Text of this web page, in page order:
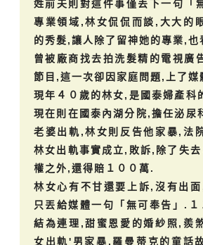
姓前夫則對這件事僅丟下一句「
專業領域,林女侃侃而談,大大的
的秀髮,讓人除了留神她的專業,也
曾被廠商找去拍洗髮精的電視廣
節目,這一次卻因家庭問題,上了媒
現年４０歲的林女,是國泰婦產科
現在則在國泰內湖分院,擔任泌尿
老婆出軌,林女則反告他家暴,法
林女出軌事實成立,敗訴,除了失
權之外,還得賠１００萬.
林女心有不甘還要上訴,沒有出
只丟給媒體一句「無可奉告」.１
結為連理,甜蜜恩愛的婚紗照,羨
女出軌'男家暴,羅曼蒂克的童話